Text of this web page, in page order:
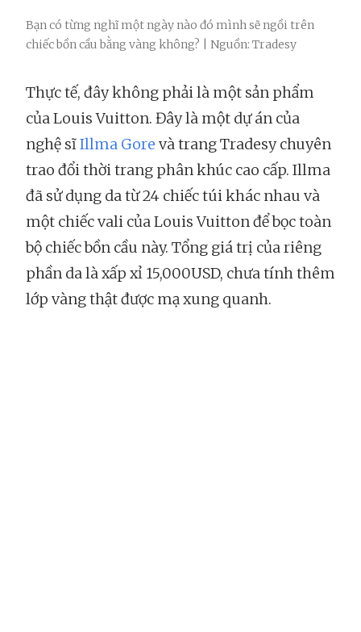
Bạn có từng nghĩ một ngày nào đó mình sẽ ngồi trên
chiếc bồn cầu bằng vàng không? | Nguồn: Tradesy
Thực tế, đây không phải là một sản phẩm
của Louis Vuitton. Đây là một dự án của
nghệ sĩIllma Gore và trang Tradesy chuyên
trao đổi thời trang phân khúc cao cấp. Illma
đã sử dụng da từ 24 chiếc túi khác nhau và
một chiếc vali của Louis Vuitton để bọc toàn
bộ chiếc bồn cầu này. Tổng giá trị của riêng
phần da là xấp xỉ 15,000USD, chưa tính thêm
lớp vàng thật được mạ xung quanh.